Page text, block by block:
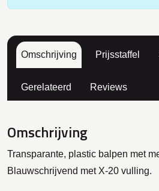
Omschrijving Prijsstaffel
Gerelateerd Reviews
Omschrijving
Transparante, plastic balpen met
Blauwschrijvend met X-20 vulling.